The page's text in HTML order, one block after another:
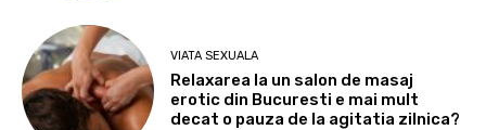
VIATA SEXUALA
Relaxarea la un salon de masaj
erotic din Bucuresti e mai mult
decat o pauza de la agitatia zilnica?